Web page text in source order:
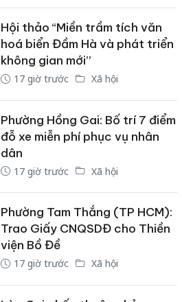
Hội thảo “Miền trầm tích văn
hoá biển Đầm Hà và phát triển
không gian mới”
17 giờ trước Xã hội
Phường Hồng Gai: Bố trí 7 điểm
đỗ xe miễn phí phục vụ nhân
dân
17 giờ trước Xã hội
Phường Tam Thắng (TP HCM):
Trao Giấy CNQSDĐ cho Thiền
viện Bồ Đề
17 giờ trước Xã hội